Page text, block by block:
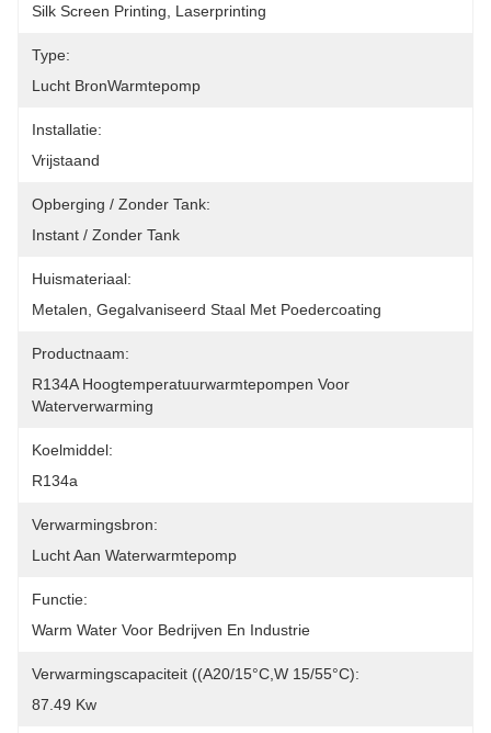
Silk Screen Printing, Laserprinting
Type:
Lucht BronWarmtepomp
Installatie:
Vrijstaand
Opberging / Zonder Tank:
Instant / Zonder Tank
Huismateriaal:
Metalen, Gegalvaniseerd Staal Met Poedercoating
Productnaam:
R134A Hoogtemperatuurwarmtepompen Voor
Waterverwarming
Koelmiddel:
R134a
Verwarmingsbron:
Lucht Aan Waterwarmtepomp
Functie:
Warm Water Voor Bedrijven En Industrie
Verwarmingscapaciteit ((A20/15°C,W 15/55°C):
87.49 Kw